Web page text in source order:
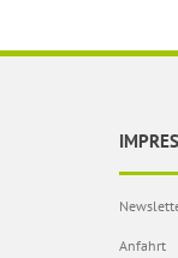
Anfahrt